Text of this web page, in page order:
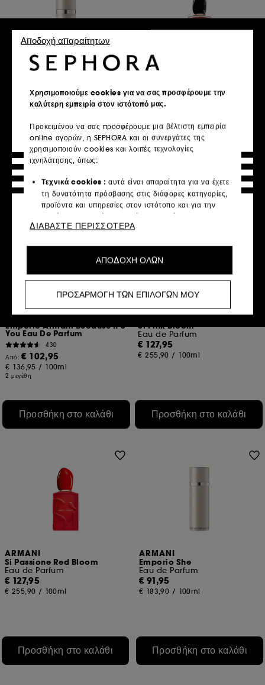
Emporio Classic She
Eau de Parfum
€ 126,95
Προσθήκη στο καλάθι
Si Parfum
Eau de Parfum
Από:€ 101,95
3 μεγέθη
Προσθήκη στο καλάθι
ARMANI
Emporio Armani Because It'S
You Eau De Parfum
430
Από:€ 102,95
€ 136,95 / 100ml
2 μεγέθη
Προσθήκη στο καλάθι
ARMANI
Si Pink Bloom
Eau de Parfum
€ 127,95
€ 255,90 / 100ml
Προσθήκη στο καλάθι
ARMANI
Si Passione Red Bloom
Eau de Parfum
€ 127,95
€ 255,90 / 100ml
Προσθήκη στο καλάθι
ARMANI
Emporio She
Eau de Parfum
€ 91,95
€ 183,90 / 100ml
Προσθήκη στο καλάθι
Χρησιμοποιούμε cookies για να σας προσφέρουμε την
καλύτερη εμπειρία στον ιστότοπό μας.
Προκειμένου να σας προσφέρουμε μια βέλτιστη εμπειρία
online αγορών, η SEPHORA και οι συνεργάτες της
χρησιμοποιούν cookies και λοιπές τεχνολογίες
ιχνηλάτησης, όπως:
Τεχνικά cookies : αυτά είναι απαραίτητα για να έχετε
τη δυνατότητα πρόσβασης στις διάφορες κατηγορίες,
προϊόντα και υπηρεσίες στον ιστότοπο και για την
ασφάλεια του ιστότοπου. Είναι απαραίτητα για την
τεχνική λειτουργία του ιστότοπου και δεν μπορούν να
Cookies εξατομίκευσης :μας επιτρέπουν να σας
παρέχουμε μια βελτιωμένη και εξατομικευμένη εμπειρία
προτείνοντας προϊόντα, υπηρεσίες και περιεχόμενο που
ταιριάζουν καλύτερα στις προτιμήσεις σας και να σας
παρέχουμε προωθητικές προσφορές προσαρμοσμένες
στο προφίλ σας.
Κοινωνικά δίκτυα και διαφημιστικά cookies:
χρησιμοποιούνται για να σας δείχνουν περιεχόμενο που
μπορεί να σας αρέσει μέσω διαφημίσεων,
Στατιστικά cookies μέτρησης κοινού :μας επιτρέπουν
επισκεπτών στον ιστότοπό μας και τις συνήθειες
απόδοσή του.
Cookies για την εξασφάλιση online πληρωμών :
επιτρέπουν να αποτρέψουμε την απάτη πληρωμών και
την κλοπή ταυτότητας.
Εκτός από τα τεχνικά cookies, η εφαρμογή των
υπόλοιπων ιχνηλατών απαιτεί τη συγκατάθεσή σας.
Μπορείτε να προσαρμόσετε τις επιλογές σας σχετικά με την
τοποθέτηση αυτών των cookies χρησιμοποιώντας το
κουμπί "Προσαρμογή των επιλογών μου" παρακάτω ή να
cookies που χρησιμοποιούνται, κάντε κλικ
ΑΠΟΔΟΧΗ ΟΛΩΝ
Αποδοχή απαραίτητων
ΠΡΟΣΑΡΜΟΓΗ ΤΩΝ ΕΠΙΛΟΓΩΝ ΜΟΥ
ΔΙΑΒΑΣΤΕ ΠΕΡΙΣΣΟΤΕΡΑ